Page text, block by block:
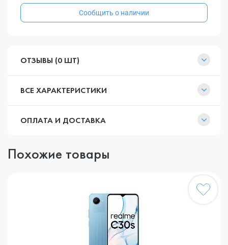
Сообщить о наличии
ОТЗЫВЫ (0 ШТ)
ВСЕ ХАРАКТЕРИСТИКИ
ОПЛАТА И ДОСТАВКА
Похожие товары